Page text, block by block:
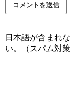
日本語が含まれ
い。（スパム対策